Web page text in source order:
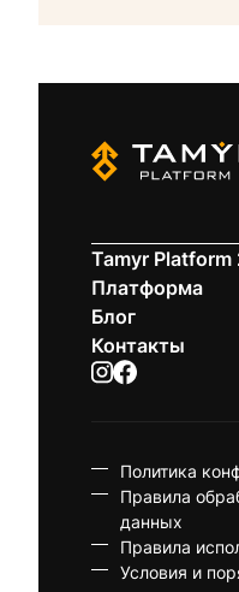
Tamyr Platform
Платформа
Блог
Контакты
Политика
Правила
данных
Правила
Условия и